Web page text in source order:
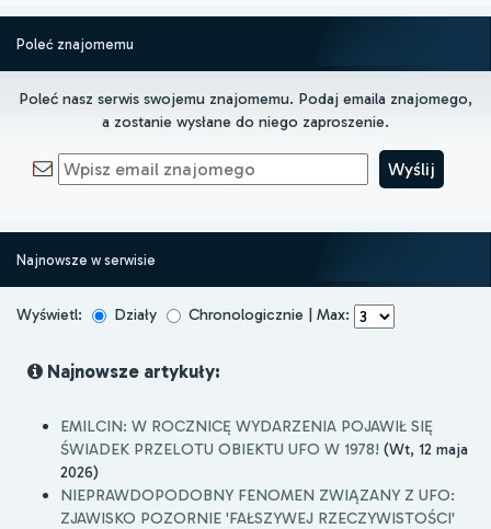
Poleć znajomemu
Poleć nasz serwis swojemu znajomemu. Podaj emaila znajomego,
a zostanie wysłane do niego zaproszenie.
Najnowsze w serwisie
Wyświetl: Działy Chronologicznie | Max:
Najnowsze artykuły:
EMILCIN: W ROCZNICĘ WYDARZENIA POJAWIŁ SIĘ
ŚWIADEK PRZELOTU OBIEKTU UFO W 1978! (Wt, 12 maja
2026)
NIEPRAWDOPODOBNY FENOMEN ZWIĄZANY Z UFO:
ZJAWISKO POZORNIE 'FAŁSZYWEJ RZECZYWISTOŚCI'